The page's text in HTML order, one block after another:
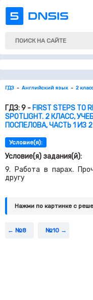
ГДЗ Английский язык 2
ГДЗ: 9 - FIRST STEPS TO
SPOTLIGHT. 2 КЛАСС,
ПОСПЕЛОВА, ЧАСТЬ 1 ИЗ 2
Условие(я):
Условие(я) задания(й):
9. Работа в парах.
другу
Нажми по картинке c
№8 №10